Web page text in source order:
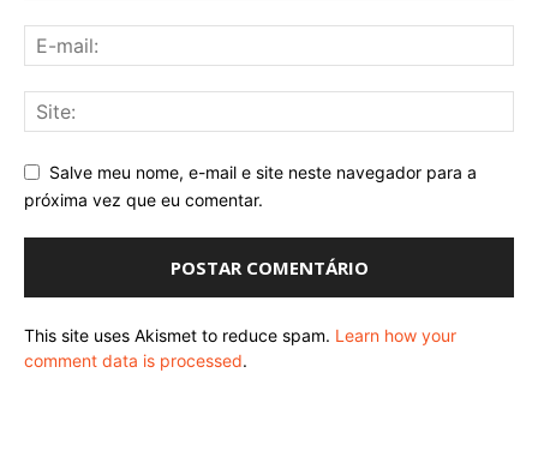
Salve meu nome, e-mail e site neste navegador para a
próxima vez que eu comentar.
This site uses Akismet to reduce spam. Learn how your
comment data is processed.